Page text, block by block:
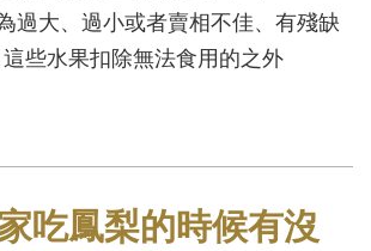
過大、過小或者賣相不佳、有殘缺
些水果扣除無法食用的之外
吃鳳梨的時候有沒